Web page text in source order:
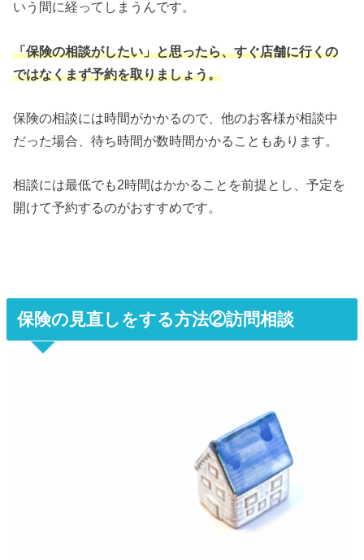
いう間に経ってしまうんです。
「保険の相談がしたい」と思ったら、すぐ店舗に行くの
ではなくまず予約を取りましょう。
保険の相談には時間がかかるので、他のお客様が相談中
だった場合、待ち時間が数時間かかることもあります。
相談には最低でも2時間はかかることを前提とし、予定を
開けて予約するのがおすすめです。
保険の見直しをする方法②訪問相談